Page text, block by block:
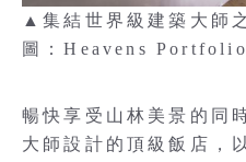
▲集結世界級建築大師
圖：Heavens Portfolio
暢快享受山林美景的同
大師設計的頂級飯店，